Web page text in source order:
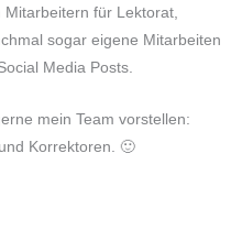
Mitarbeitern für Lektorat,
sogar eigene Mitarbeiten
Media Posts.
mein Team vorstellen:
Korrektoren. 🙂